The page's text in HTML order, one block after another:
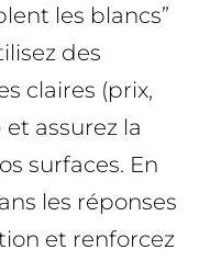
les blancs”
des
claires (prix,
assurez la
surfaces. En
les réponses
et renforcez